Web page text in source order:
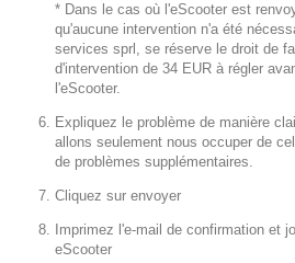
* Dans le cas où l'eScooter est
qu'aucune intervention n'a été
services sprl, se réserve le droit de
d'intervention de 34 EUR à régler
l'eScooter.
Expliquez le problème de manière
allons seulement nous occuper de
de problèmes supplémentaires.
Cliquez sur envoyer
Imprimez l'e-mail de confirmation et
eScooter